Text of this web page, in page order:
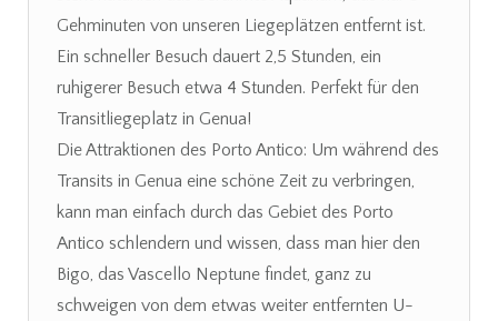
Gehminuten von unseren Liegeplätzen entfernt ist.
Ein schneller Besuch dauert 2,5 Stunden, ein
ruhigerer Besuch etwa 4 Stunden. Perfekt für den
Transitliegeplatz in Genua!
Die Attraktionen des Porto Antico: Um während des
Transits in Genua eine schöne Zeit zu verbringen,
kann man einfach durch das Gebiet des Porto
Antico schlendern und wissen, dass man hier den
Bigo, das Vascello Neptune findet, ganz zu
schweigen von dem etwas weiter entfernten U-